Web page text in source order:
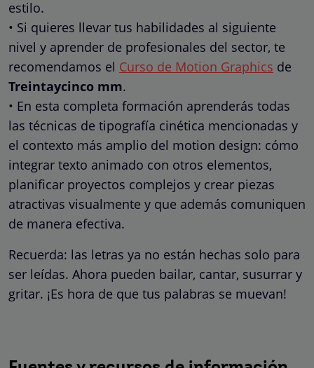
estilo.
• Si quieres llevar tus habilidades al siguiente
nivel y aprender de profesionales del sector, te
recomendamos el Curso de Motion Graphics de
Treintaycinco mm.
• En esta completa formación aprenderás todas
las técnicas de tipografía cinética mencionadas y
el contexto más amplio del motion design: cómo
integrar texto animado con otros elementos,
planificar proyectos complejos y crear piezas
atractivas visualmente y que además comuniquen
de manera efectiva.
Recuerda: las letras ya no están hechas solo para
ser leídas. Ahora pueden bailar, cantar, susurrar y
gritar. ¡Es hora de que tus palabras se muevan!